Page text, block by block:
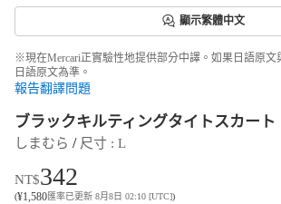
顯示繁體中文
※現在Mercari正實驗性地提供部分中譯。如果日語原文
日語原文為準。
報告翻譯問題
ブラックキルティングタイトスカート
しまむら / 尺寸 : L
NT$342
(¥1,580匯率已更新 8月8日 02:10 [UTC])